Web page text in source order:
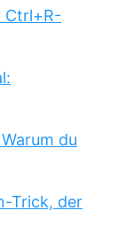
Ctrl+R-
du
Trick, der